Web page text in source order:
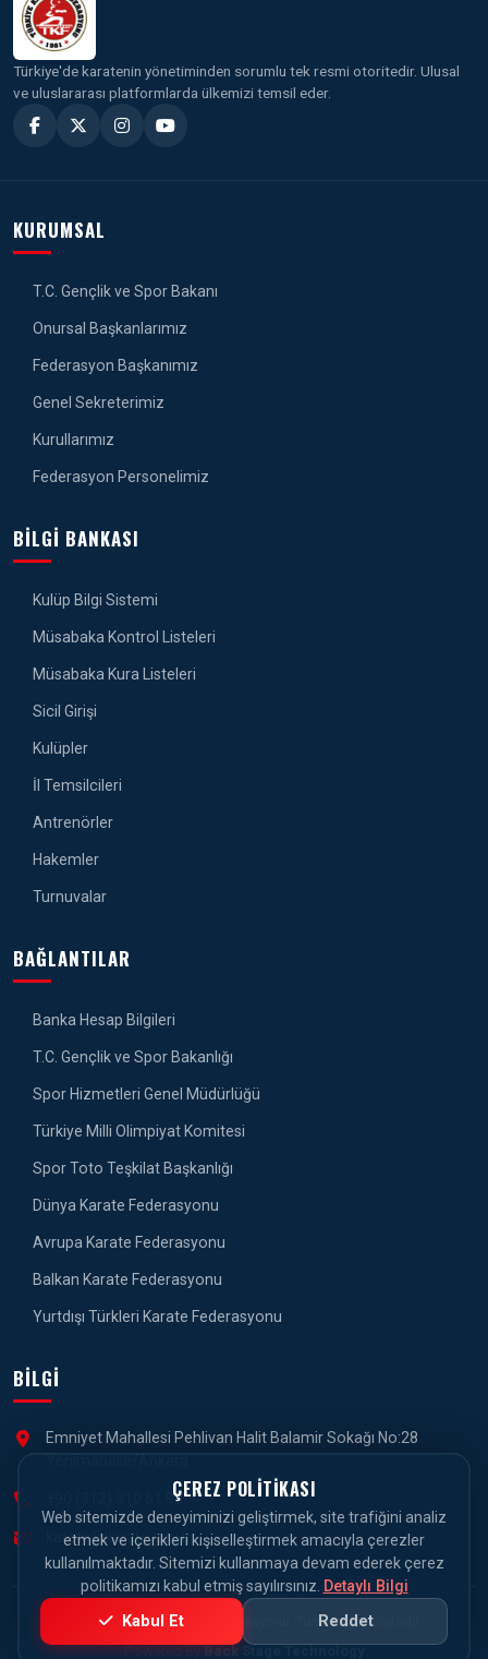
Türkiye'de karatenin yönetiminden sorumlu tek resmi otoritedir. Ulusal
ve uluslararası platformlarda ülkemizi temsil eder.
KURUMSAL
T.C. Gençlik ve Spor Bakanı
Onursal Başkanlarımız
Federasyon Başkanımız
Genel Sekreterimiz
Kurullarımız
Federasyon Personelimiz
BILGI BANKASI
Kulüp Bilgi Sistemi
Müsabaka Kontrol Listeleri
Müsabaka Kura Listeleri
Sicil Girişi
Kulüpler
İl Temsilcileri
Antrenörler
Hakemler
Turnuvalar
BAĞLANTILAR
Banka Hesap Bilgileri
T.C. Gençlik ve Spor Bakanlığı
Spor Hizmetleri Genel Müdürlüğü
Türkiye Milli Olimpiyat Komitesi
Spor Toto Teşkilat Başkanlığı
Dünya Karate Federasyonu
Avrupa Karate Federasyonu
Balkan Karate Federasyonu
Yurtdışı Türkleri Karate Federasyonu
BILGI
Emniyet Mahallesi Pehlivan Halit Balamir Sokağı No:28
+90 (312) 310 61 90
karate@karate.gov.tr
© 2026 Türkiye Karate Federasyonu. Tüm Hakları Saklıdır.
Powered ByBack Stage Technology
ÇEREZ POLITIKASI
Web sitemizde deneyiminizi geliştirmek, site trafiğini analiz
etmek ve içerikleri kişiselleştirmek amacıyla çerezler
kullanılmaktadır. Sitemizi kullanmaya devam ederek çerez
politikamızı kabul etmiş sayılırsınız. Detaylı Bilgi
Kabul Et Reddet